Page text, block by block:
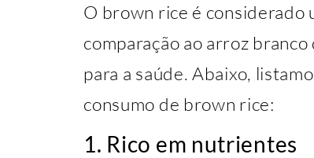
O brown rice é considerado
comparação ao arroz
para a saúde. Abaixo,
consumo de brown rice:
1. Rico em nutrientes